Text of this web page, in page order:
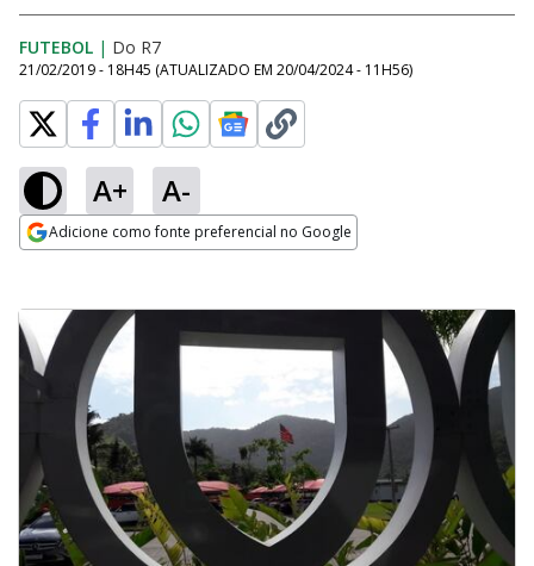
FUTEBOL | Do R7
21/02/2019 - 18H45 (ATUALIZADO EM 20/04/2024 - 11H56)
A+ A-
Adicione como fonte preferencial no Google